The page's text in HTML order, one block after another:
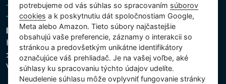
Intex Trading, s.r.o.
Hradecká 2526/3
130 00 Praha 3
Vinohrady - Česká republika
potrebujeme od vás súhlas so spracovaním súborov
cookies a k poskytnutiu dát spoločnostiam Google,
Meta alebo Amazon. Tieto súbory najčastejšie
obsahujú vaše preferencie, záznamy o interakcii so
stránkou a predovšetkým unikátne identifikátory
označujúce váš prehliadač. Je na vašej voľbe, aké
súhlasy ku spracovaniu týchto údajov udelíte.
Neudelenie súhlasu mȏže ovplyvniť fungovanie stránky